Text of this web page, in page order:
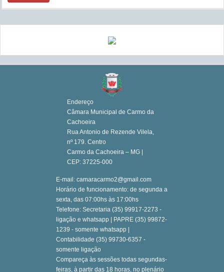
Endereço
Câmara Municipal de Carmo da
Cachoeira
Rua Antonio de Rezende Vilela,
nº 179. Centro
Carmo da Cachoeira – MG |
CEP: 37225-000
E-mail: camaracarmo2@gmail.com
Horário de funcionamento: de segunda a
sexta, das 07:00hs às 17:00hs
Telefone: Secretaria (35) 99917-2273 -
ligação e whatsapp | PAPRE (35) 99872-
1239 - somente whatsapp |
Contabilidade (35) 99730-6357 -
somente ligação
Compareça às sessões todas segundas-
feiras, à partir das 18 horas, no plenário